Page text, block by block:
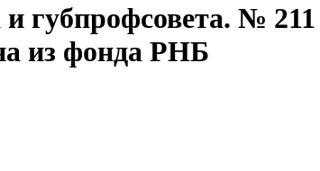
губпрофсовета. №
из фонда РНБ